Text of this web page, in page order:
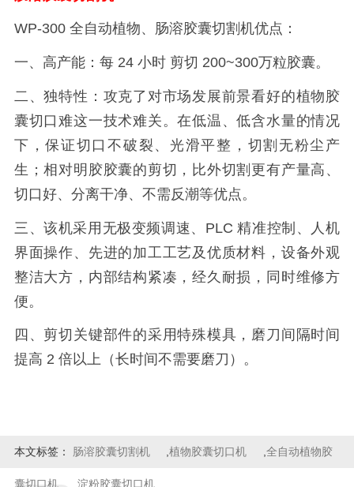
WP-300 全自动植物、肠溶胶囊切割机优点：
一、高产能：每 24 小时 剪切 200~300万粒胶囊。
二、独特性：攻克了对市场发展前景看好的植物胶
囊切口难这一技术难关。在低温、低含水量的情况
下，保证切口不破裂、光滑平整，切割无粉尘产
生；相对明胶胶囊的剪切，比外切割更有产量高、
切口好、分离干净、不需反潮等优点。
三、该机采用无极变频调速、PLC 精准控制、人机
界面操作、先进的加工工艺及优质材料，设备外观
整洁大方，内部结构紧凑，经久耐损，同时维修方
便。
四、剪切关键部件的采用特殊模具，磨刀间隔时间
提高 2 倍以上（长时间不需要磨刀）。
本文标签： 肠溶胶囊切割机 ,植物胶囊切口机 全自动植物胶
囊切口机 ,淀粉胶囊切口机